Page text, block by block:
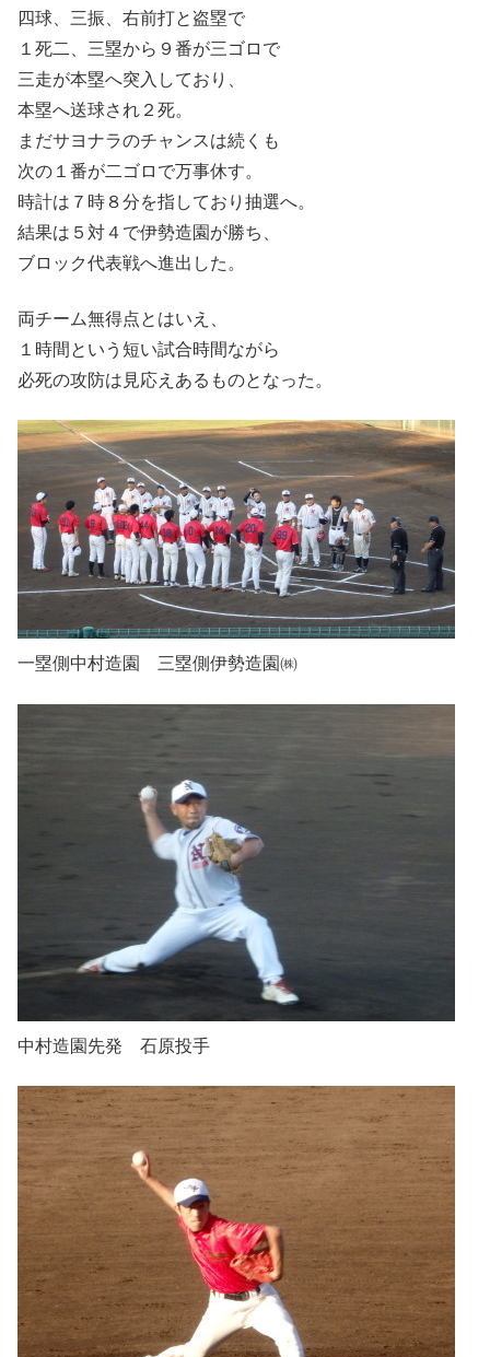
四球、三振、右前打と盗塁で
１死二、三塁から９番が三ゴロで
三走が本塁へ突入しており、
本塁へ送球され２死。
まだサヨナラのチャンスは続くも
次の１番が二ゴロで万事休す。
時計は７時８分を指しており抽選へ。
結果は５対４で伊勢造園が勝ち、
ブロック代表戦へ進出した。
両チーム無得点とはいえ、
１時間という短い試合時間ながら
必死の攻防は見応えあるものとなった。
一塁側中村造園 三塁側伊勢造園㈱
中村造園先発 石原投手